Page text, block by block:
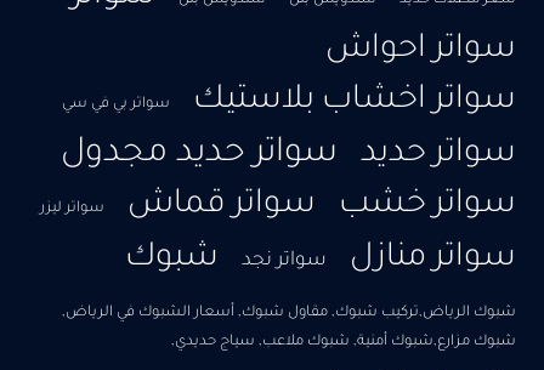
سواتر احواش
سواتر اخشاب بلاستيك
سواتر بي في سي
سواتر حديد سواتر حديد مجدول
سواتر خشب سواتر قماش سواتر ليزر
سواتر منازل سواتر نجد شبوك
شبوك الرياض,تركيب شبوك, مقاول شبوك, أسعار الشبوك في الرياض,​
شبوك مزارع,شبوك أمنية, شبوك ملاعب, سياج حديدي,